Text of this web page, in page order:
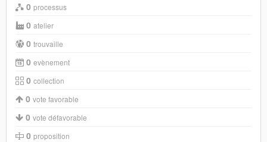
0 processus
0 atelier
0 trouvaille
0 evènement
0 collection
0 vote favorable
0 vote défavorable
0 proposition